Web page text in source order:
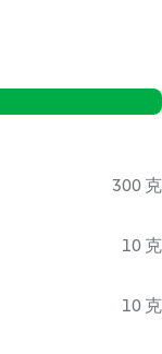
300 克
10 克
10 克